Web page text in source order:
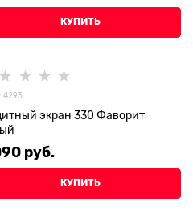
КУПИТЬ
4293
экран 330 Фаворит
руб.
КУПИТЬ